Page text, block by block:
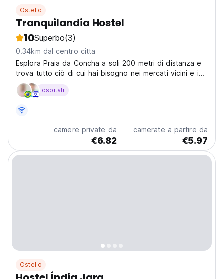
Ostello
Tranquilandia Hostel
10Superbo(3)
0.34km dal centro citta
Esplora Praia da Concha a soli 200 metri di distanza e
trova tutto ciò di cui hai bisogno nei mercati vicini e in
via Pituba. Per una giornata sulle altre splendide
spiagge, fai una piacevole passeggiata di 10-15 minuti
ospitati
camere private da
€6.82
camerate a partire da
€5.97
Ostello